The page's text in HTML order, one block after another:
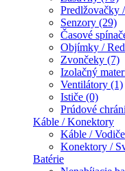
Predlžovačky
Senzory (29)
Časové
Objímky /
Zvončeky (7)
Izolačný
Ventilátory (1)
Ističe (0)
Prúdové
Káble / Konektory
Káble /
Konektory /
Batérie